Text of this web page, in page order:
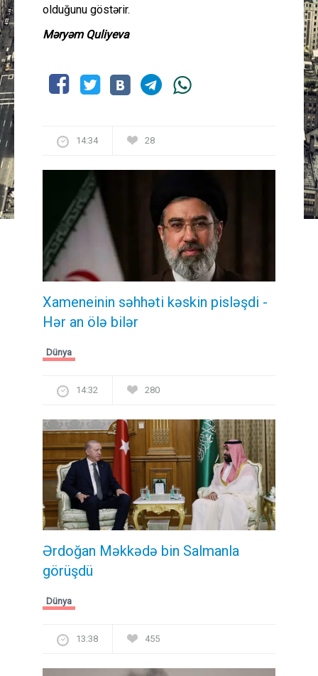
olduğunu göstərir.
Məryəm Quliyeva
14:34 28
Xameneinin səhhəti kəskin pisləşdi -
Hər an ölə bilər
Dünya
14:32 280
Ərdoğan Məkkədə bin Salmanla
görüşdü
Dünya
13:38 455